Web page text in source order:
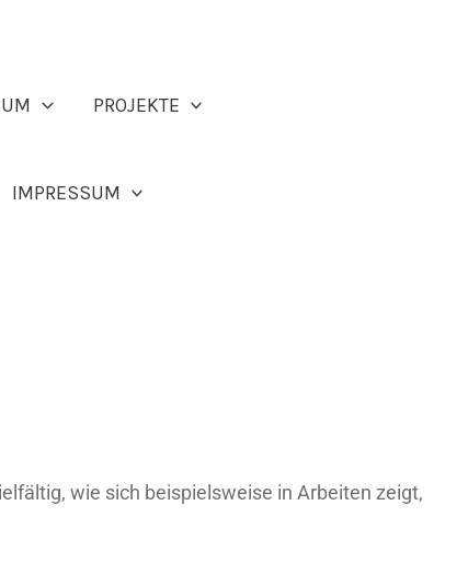
PROJEKTE
IMPRESSUM
wie sich beispielsweise in Arbeiten zeigt,